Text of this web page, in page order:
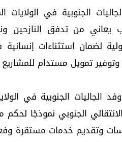
الجنوبية في الولايات
يعاني من تدفق
لضمان استثناءات
وتوفير تمويل مستدام للمشاريع
الجاليات الجنوبية في
الجنوبي نموذجًا
وتقديم خدمات مستقرة